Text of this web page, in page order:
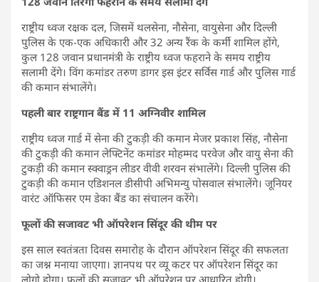
राष्ट्रीय ध्वज रक्षक दल, जिसमें थलसेना, नौसेना, वायुसेना और दिल्ली
पुलिस के एक-एक अधिकारी और 32 अन्य रैंक के कर्मी शामिल होंगे,
कुल 128 जवान प्रधानमंत्री के राष्ट्रीय ध्वज फहराने के समय राष्ट्रीय
सलामी देंगे। विंग कमांडर तरुण डागर इस इंटर सर्विस गार्ड और पुलिस गार्ड
की कमान संभालेंगे।
पहली बार राष्ट्रगान बैंड में 11 अग्निवीर शामिल
राष्ट्रीय ध्वज गार्ड में सेना की टुकड़ी की कमान मेजर प्रकाश सिंह, नौसेना
की टुकड़ी की कमान लेफ्टिनेंट कमांडर मोहम्मद परवेज और वायु सेना की
टुकड़ी की कमान स्क्वाड्रन लीडर वीवी शरवन संभालेंगे। दिल्ली पुलिस की
टुकड़ी की कमान एडिशनल डीसीपी अभिमन्यु पोसवाल संभालेंगे। जूनियर
वारंट ऑफिसर एम डेका बैंड का संचालन करेंगे।
फूलों की सजावट भी ऑपरेशन सिंदूर की थीम पर
इस साल स्वतंत्रता दिवस समारोह के दौरान ऑपरेशन सिंदूर की सफलता
का जश्न मनाया जाएगा। ज्ञानपथ पर व्यू कटर पर ऑपरेशन सिंदूर का
लोगो होगा। फूलों की सजावट भी ऑपरेशन पर आधारित होगी।